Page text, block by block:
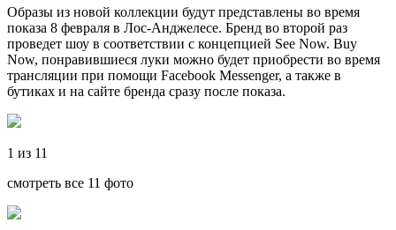
Образы из новой коллекции будут представлены во время
показа 8 февраля в Лос-Анджелесе. Бренд во второй раз
проведет шоу в соответствии с концепцией See Now. Buy
Now, понравившиеся луки можно будет приобрести во время
трансляции при помощи Facebook Messenger, а также в
бутиках и на сайте бренда сразу после показа.
1 из 11
смотреть все 11 фото